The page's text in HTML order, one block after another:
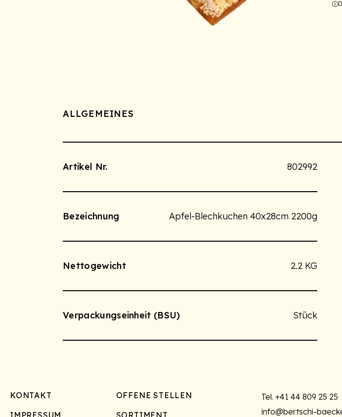
ALLGEMEINES
Artikel Nr. 802992
Bezeichnung Apfel-Blechkuchen 40x28cm 2200g
Nettogewicht 2.2 KG
Verpackungseinheit (BSU) Stück
Footer
KONTAKT
OFFENE STELLEN
IMPRESSUM
SORTIMENT
Tel.+41 44 809 25 25
info@bertschi-